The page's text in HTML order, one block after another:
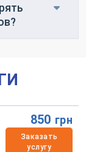
850 грн
Заказать
услугу